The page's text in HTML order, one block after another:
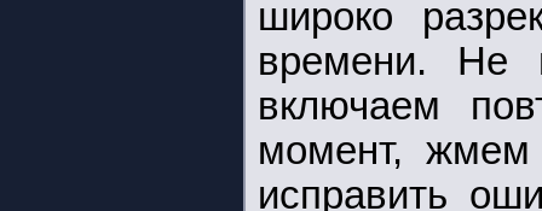
широко
времени. Не
включаем
момент,
исправить